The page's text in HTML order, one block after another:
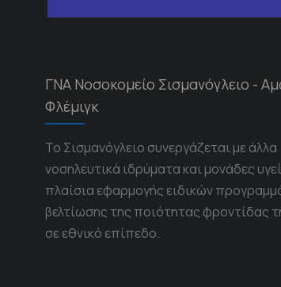
ΓΝΑ Νοσοκομείο Σισμανόγλειο -
Φλέμιγκ
Το Σισμανόγλειο συνεργάζεται με άλλα
νοσηλευτικά ιδρύματα και μονάδες
πλαίσια εφαρμογής ειδικών
βελτίωσης της ποιότητας φροντίδας
σε εθνικό επίπεδο.